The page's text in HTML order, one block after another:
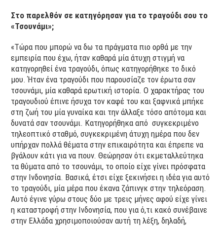
Στο παρελθόν σε κατηγόρησαν για το τραγούδι σου το
«Τσουνάμι»;
«Τώρα που μπορώ να δω τα πράγματα πιο ορθά με την
εμπειρία που έχω, ήταν καθαρά μία άτυχη στιγμή να
κατηγορηθεί ένα τραγούδι, όπως κατηγορήθηκε το δικό
μου. Ήταν ένα τραγούδι που παρουσίαζε τον έρωτα σαν
τσουνάμι, μία καθαρά ερωτική ιστορία. Ο χαρακτήρας του
τραγουδιού έπινε ήσυχα τον καφέ του και ξαφνικά μπήκε
στη ζωή του μία γυναίκα και την άλλαξε τόσο απότομα και
δυνατά σαν τσουνάμι. Κατηγορήθηκα από συγκεκριμένο
τηλεοπτικό σταθμό, συγκεκριμένη άτυχη ημέρα που δεν
υπήρχαν πολλά θέματα στην επικαιρότητα και έπρεπε να
βγάλουν κάτι για να πουν. Θεώρησαν ότι εκμεταλλεύτηκα
τα θύματα από το τσουνάμι, το οποίο είχε γίνει πρόσφατα
στην Ινδονησία. Βασικά, έτσι είχε ξεκινήσει η ιδέα για αυτό
το τραγούδι, μία μέρα που έκανα ζάπινγκ στην τηλεόραση.
Αυτό έγινε γύρω στους δύο με τρεις μήνες αφού είχε γίνει
η καταστροφή στην Ινδονησία, που για ό,τι κακό συνέβαινε
στην Ελλάδα χρησιμοποιούσαν αυτή τη λέξη, δηλαδή,